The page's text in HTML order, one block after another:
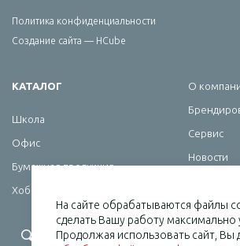
Политика конфиденциальности
Создание сайта — HCube
КАТАЛОГ
Школа
Офис
Бумажная продукция
Хобби
О
Сервис
Новости
+7 (495) 232-07-08
На сайте обрабатываются файлы
сделать Вашу работу максимально
Продолжая использовать сайт, Вы